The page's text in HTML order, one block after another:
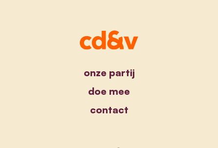
onze partij
doe mee
contact